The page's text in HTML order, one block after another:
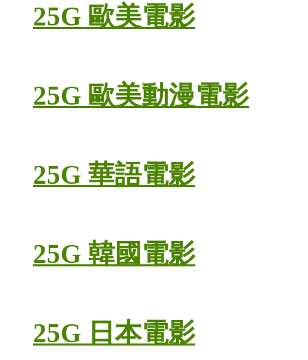
25G 歐美電影
25G 歐美動漫電影
25G 華語電影
25G 韓國電影
25G 日本電影